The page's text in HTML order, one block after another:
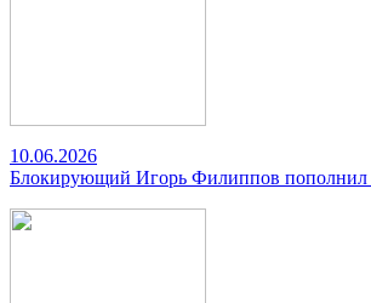
10.06.2026
Блокирующий Игорь Филиппов пополнил